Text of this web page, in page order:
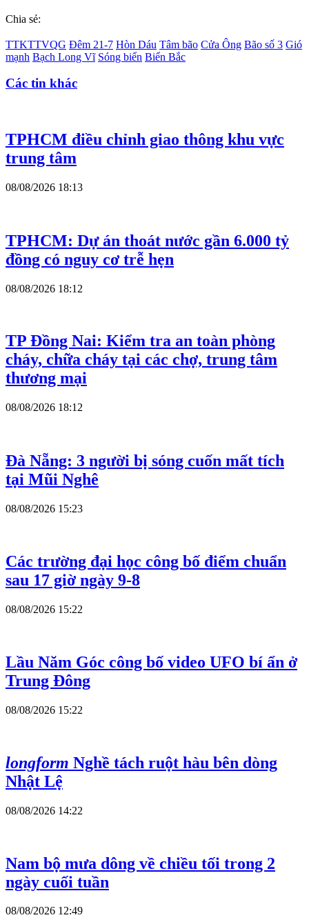
Chia sẻ:
TTKTTVQG Đêm 21-7 Hòn Dáu Tâm bão Cửa Ông Bão số 3 Gió
mạnh Bạch Long Vĩ Sóng biển Biển Bắc
Các tin khác
TPHCM điều chỉnh giao thông khu vực
trung tâm
08/08/2026 18:13
TPHCM: Dự án thoát nước gần 6.000 tỷ
đồng có nguy cơ trễ hẹn
08/08/2026 18:12
TP Đồng Nai: Kiểm tra an toàn phòng
cháy, chữa cháy tại các chợ, trung tâm
thương mại
08/08/2026 18:12
Đà Nẵng: 3 người bị sóng cuốn mất tích
tại Mũi Nghê
08/08/2026 15:23
Các trường đại học công bố điểm chuẩn
sau 17 giờ ngày 9-8
08/08/2026 15:22
Lầu Năm Góc công bố video UFO bí ẩn ở
Trung Đông
08/08/2026 15:22
longform Nghề tách ruột hàu bên dòng
Nhật Lệ
08/08/2026 14:22
Nam bộ mưa dông về chiều tối trong 2
ngày cuối tuần
08/08/2026 12:49